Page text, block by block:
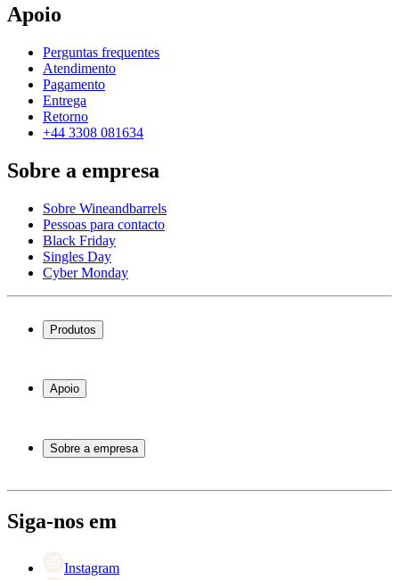
Apoio
Perguntas frequentes
Atendimento
Pagamento
Entrega
Retorno
+44 3308 081634
Sobre a empresa
Sobre Wineandbarrels
Pessoas para contacto
Black Friday
Singles Day
Cyber Monday
Produtos
Garrafeiras
Móveis para vinho
Apoio
Atendimento
Pagamento
Retorno
Sobre a empresa
Black Friday
Singles Day
Siga-nos em
Instagram